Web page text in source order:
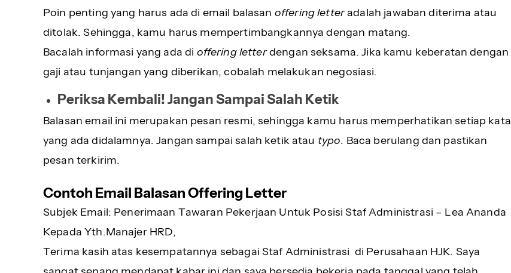
Poin penting yang harus ada di email balasan offering letteradalah jawaban diterima atau
ditolak. Sehingga, kamu harus mempertimbangkannya dengan matang.
Bacalah informasi yang ada di offering letterdengan seksama. Jika kamu keberatan dengan
gaji atau tunjangan yang diberikan, cobalah melakukan negosiasi.
Periksa Kembali! Jangan Sampai Salah Ketik
Balasan email ini merupakan pesan resmi, sehingga kamu harus memperhatikan setiap kata
yang ada didalamnya. Jangan sampai salah ketik atau typo. Baca berulang dan pastikan
pesan terkirim.
Contoh Email Balasan Offering Letter
Subjek Email: Penerimaan Tawaran Pekerjaan Untuk Posisi Staf Administrasi – Lea Ananda
Kepada Yth.Manajer HRD,
Terima kasih atas kesempatannya sebagai Staf Administrasi di Perusahaan HJK. Saya